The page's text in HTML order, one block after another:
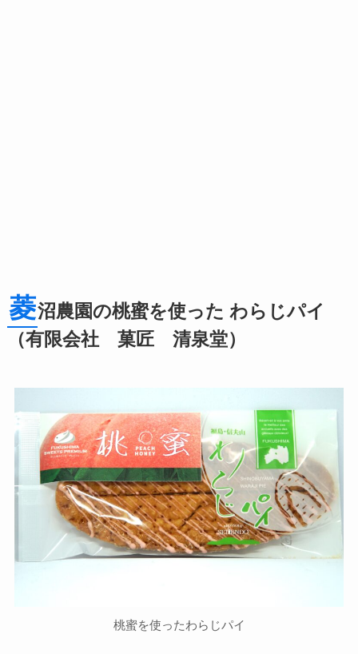
菱沼農園の桃蜜を使った わらじパイ
（有限会社 菓匠 清泉堂）
桃蜜を使ったわらじパイ